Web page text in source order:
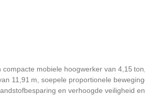
compacte mobiele hoogwerker van 4,15
11,91 m, soepele proportionele
en verhoogde veiligheid